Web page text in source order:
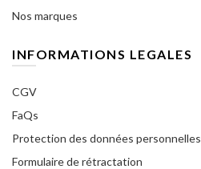
Nos marques
INFORMATIONS LEGALES
CGV
FaQs
Protection des données personnelles
Formulaire de rétractation